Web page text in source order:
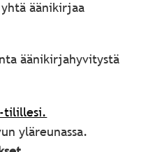
äänikirjaa
äänikirjahyvitystä
tilillesi.
yläreunassa.